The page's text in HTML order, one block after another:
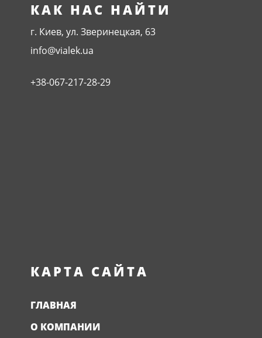
КАК НАС НАЙТИ
г. Киев, ул. Зверинецкая, 63
info@vialek.ua
+38-067-217-28-29
КАРТА САЙТА
ГЛАВНАЯ
О КОМПАНИИ